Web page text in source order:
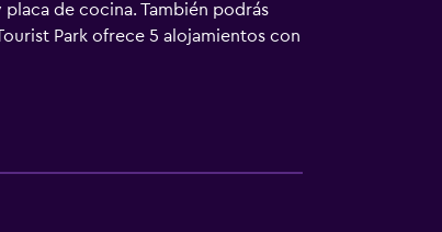
de cocina. También podrás
Park ofrece 5 alojamientos con
de 3 estrellas, los
baños están equipados con